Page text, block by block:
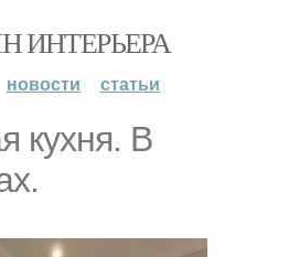
ИНТЕРЬЕРА
новости статьи
кухня. В